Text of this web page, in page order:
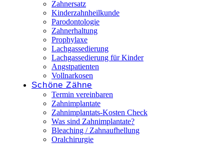
Zahnersatz
Kinderzahnheilkunde
Parodontologie
Zahnerhaltung
Prophylaxe
Lachgassedierung
Lachgassedierung für Kinder
Angstpatienten
Vollnarkosen
Schöne Zähne
Termin vereinbaren
Zahnimplantate
Zahnimplantats-Kosten Check
Was sind Zahnimplantate?
Bleaching / Zahnaufhellung
Oralchirurgie